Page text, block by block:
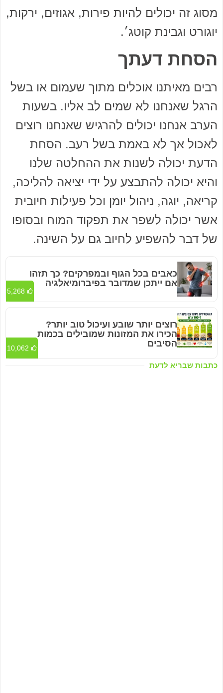
מסוג זה יכולים להיות פירות, אגוזים, ירקות,
יוגורט וגבינת קוטג׳.
הסחת דעתך
רבים מאיתנו אוכלים מתוך שעמום או בשל
הרגל שאנחנו לא שמים לב אליו. בשעות
הערב אנחנו יכולים להרגיש שאנחנו רוצים
לאכול אך לא באמת בשל רעב. הסחת
הדעת יכולה לשנות את ההחלטה שלנו
והיא יכולה להתבצע על ידי יציאה להליכה,
קריאה, יוגה, ניהול יומן וכל פעילות חיובית
אשר יכולה לשפר את תפקוד המוח ובסופו
של דבר להשפיע לחיוב גם על השינה.
כתבות שבריא לדעת
כאבים בכל הגוף ובמפרקים? כך תזהו
אם ייתכן שמדובר בפיברומיאלגיה
5,268
רוצים יותר שובע ועיכול טוב יותר?
הכירו את המזונות שמובילים בכמות
הסיבים
10,062